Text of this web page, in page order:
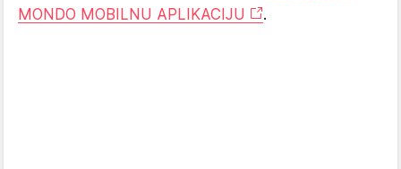
MONDO MOBILNU APLIKACIJU
.